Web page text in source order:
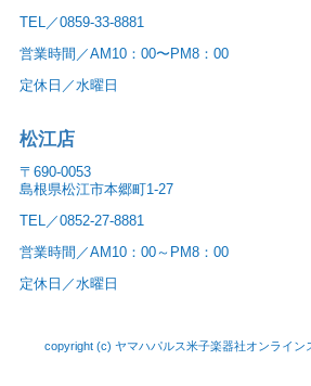
TEL／0859-33-8881
営業時間／AM10：00〜PM8：00
定休日／水曜日
松江店
〒690-0053
島根県松江市本郷町1-27
TEL／0852-27-8881
営業時間／AM10：00～PM8：00
定休日／水曜日
copyright (c) ヤマハパルス米子楽器社オンライン